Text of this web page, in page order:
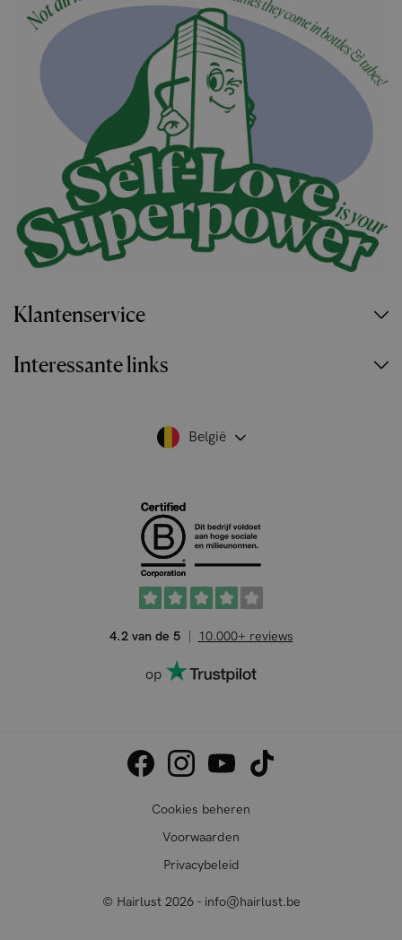
Klantenservice
Interessante links
België
4.2 van de 5 10.000+ reviews
op
© Hairlust 2026 - info@hairlust.be
Cookies beheren
Voorwaarden
Privacybeleid